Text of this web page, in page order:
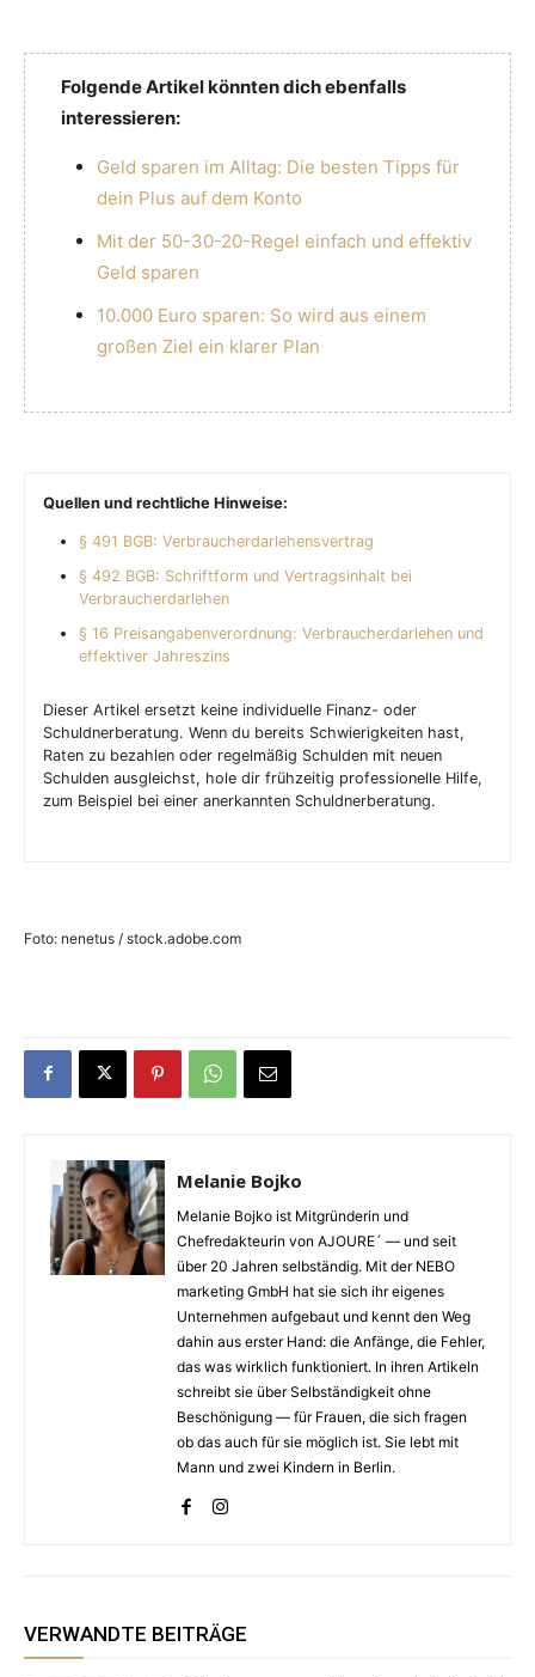
Folgende Artikel könnten dich ebenfalls
interessieren:
Geld sparen im Alltag: Die besten Tipps für
dein Plus auf dem Konto
Mit der 50-30-20-Regel einfach und effektiv
Geld sparen
10.000 Euro sparen: So wird aus einem
großen Ziel ein klarer Plan
Quellen und rechtliche Hinweise:
§ 491 BGB: Verbraucherdarlehensvertrag
§ 492 BGB: Schriftform und Vertragsinhalt bei
Verbraucherdarlehen
§ 16 Preisangabenverordnung: Verbraucherdarlehen und
effektiver Jahreszins
Dieser Artikel ersetzt keine individuelle Finanz- oder
Schuldnerberatung. Wenn du bereits Schwierigkeiten hast,
Raten zu bezahlen oder regelmäßig Schulden mit neuen
Schulden ausgleichst, hole dir frühzeitig professionelle Hilfe,
zum Beispiel bei einer anerkannten Schuldnerberatung.
Foto: nenetus / stock.adobe.com
Melanie Bojko
Melanie Bojko ist Mitgründerin und
Chefredakteurin von AJOURE´ — und seit
über 20 Jahren selbständig. Mit der NEBO
marketing GmbH hat sie sich ihr eigenes
Unternehmen aufgebaut und kennt den Weg
dahin aus erster Hand: die Anfänge, die Fehler,
das was wirklich funktioniert. In ihren Artikeln
schreibt sie über Selbständigkeit ohne
Beschönigung — für Frauen, die sich fragen
ob das auch für sie möglich ist. Sie lebt mit
Mann und zwei Kindern in Berlin.
VERWANDTE BEITRÄGE